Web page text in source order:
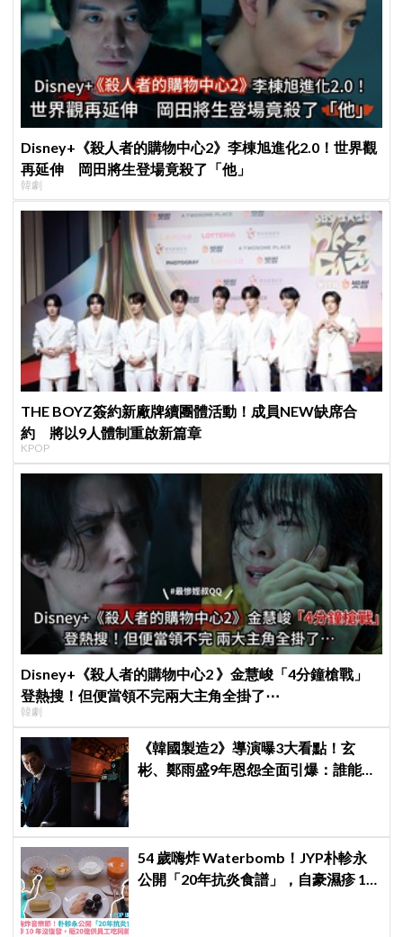
Disney+《殺人者的購物中心2》李棟旭進化2.0！世界觀
再延伸 岡田將生登場竟殺了「他」
韓劇
THE BOYZ簽約新廠牌續團體活動！成員NEW缺席合
約 將以9人體制重啟新篇章
KPOP
Disney+《殺人者的購物中心2 》金慧峻「4分鐘槍戰」
登熱搜！但便當領不完兩大主角全掛了⋯
韓劇
《韓國製造2》導演曝3大看點！玄
彬、鄭雨盛9年恩怨全面引爆：誰能活
54 歲嗨炸 Waterbomb！JYP朴軫永
公開「20年抗炎食譜」，自豪濕疹 10